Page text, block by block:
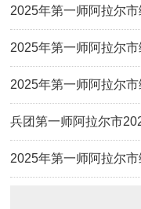
市关于拟聘用编外用
2025年第一师阿拉尔
绩、进入体检人员名单
2025年第一师阿拉尔
及线下面试相关事宜的
2025年第一师阿拉尔
兵团第一师阿拉尔市
聘工作人员拟聘用人员
2025年第一师阿拉尔